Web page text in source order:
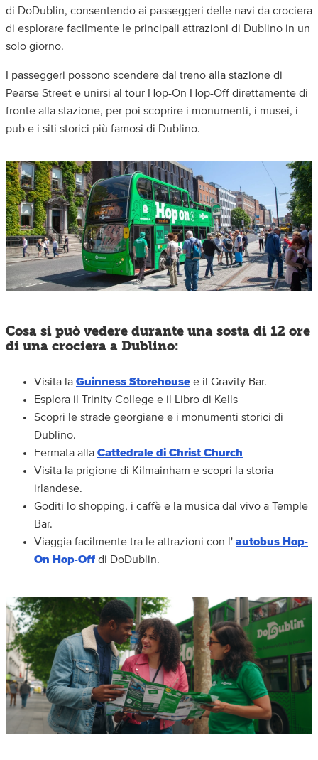
di DoDublin, consentendo ai passeggeri delle navi da crociera
di esplorare facilmente le principali attrazioni di Dublino in un
solo giorno.
I passeggeri possono scendere dal treno alla stazione di
Pearse Street e unirsi al tour Hop-On Hop-Off direttamente di
fronte alla stazione, per poi scoprire i monumenti, i musei, i
pub e i siti storici più famosi di Dublino.
Cosa si può vedere durante una sosta di 12 ore
di una crociera a Dublino:
Visita la Guinness Storehouse e il Gravity Bar.
Esplora il Trinity College e il Libro di Kells
Scopri le strade georgiane e i monumenti storici di
Dublino.
Fermata alla Cattedrale di Christ Church
Visita la prigione di Kilmainham e scopri la storia
irlandese.
Goditi lo shopping, i caffè e la musica dal vivo a Temple
Bar.
Viaggia facilmente tra le attrazioni con l' autobus Hop-
On Hop-Off di DoDublin.